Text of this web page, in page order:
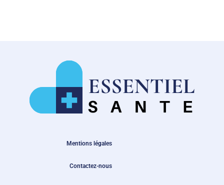
Mentions légales
Contactez-nous